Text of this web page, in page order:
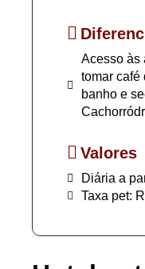
Acesso às
tomar café
banho e
Valores
Diária a
Taxa pet: